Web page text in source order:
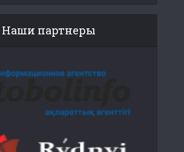
Наши партнеры